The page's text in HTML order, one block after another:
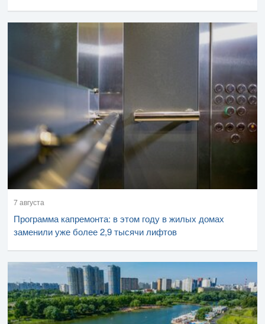
7 августа
Программа капремонта: в этом году в жилых домах
заменили уже более 2,9 тысячи лифтов